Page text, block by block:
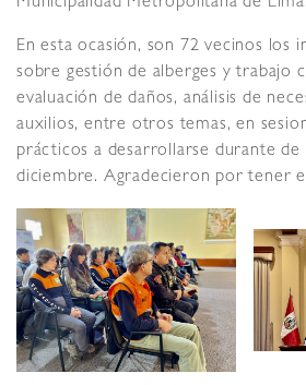
En esta ocasión, son 72 vecinos los
sobre gestión de alberges y trabajo
evaluación de daños, análisis de
auxilios, entre otros temas, en
prácticos a desarrollarse durante
diciembre. Agradecieron por tener